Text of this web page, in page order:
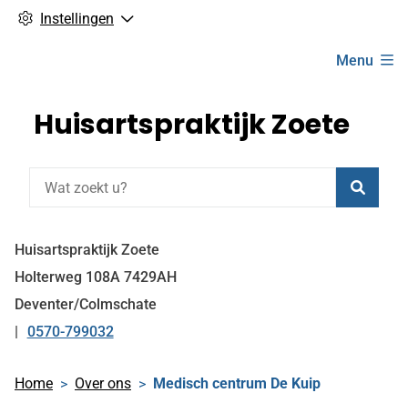
Instellingen
Menu
Huisartspraktijk Zoete
Huisartspraktijk Zoete
Holterweg 108A 7429AH
Deventer/Colmschate
Tel:
0570-799032
Home Over ons Medisch centrum De Kuip